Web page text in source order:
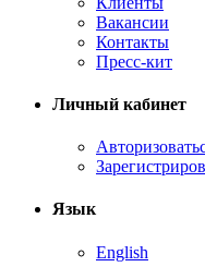
Вакансии
Контакты
Пресс-кит
Личный кабинет
Язык
English